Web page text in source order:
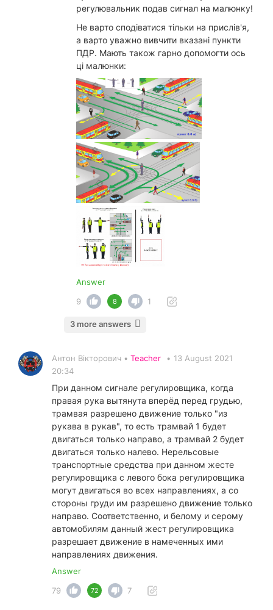
регулювальник подав сигнал на малюнку!
Не варто сподіватися тільки на прислів'я,
а варто уважно вивчити вказані пункти
ПДР. Мають також гарно допомогти ось
ці малюнки:
Answer
9
8 1
3 more answers
Антон Вікторович • Teacher • 13 August 2021
20:34
При данном сигнале регулировщика, когда
правая рука вытянута вперёд перед грудью,
трамвая разрешено движение только "из
рукава в рукав", то есть трамвай 1 будет
двигаться только направо, а трамвай 2 будет
двигаться только налево. Нерельсовые
транспортные средства при данном жесте
регулировщика с левого бока регулировщика
могут двигаться во всех направлениях, а со
стороны груди им разрешено движение только
направо. Соответственно, и белому и серому
автомобилям данный жест регулировщика
разрешает движение в намеченных ими
направлениях движения.
Answer
79
72 7